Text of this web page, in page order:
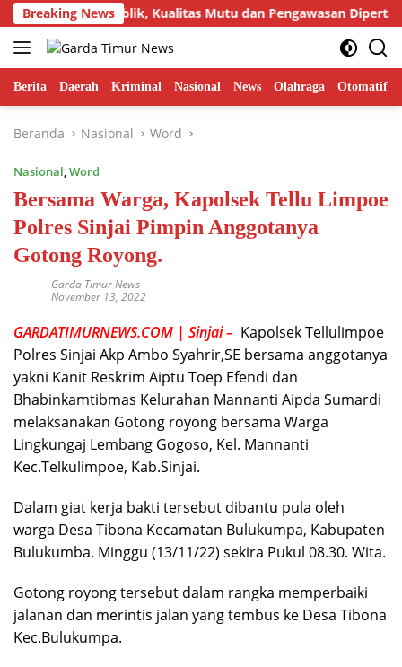
Langsung
ke
konten
Breaking News
Sorotan Publik, Kualitas Mutu dan Pengawasan
Berita Daerah Kriminal Nasional News Olahraga Otomatif
Beranda Nasional Word
Nasional,Word
Bersama Warga, Kapolsek Tellu Limpoe
Polres Sinjai Pimpin Anggotanya
Gotong Royong.
Garda Timur News
November 13, 2022
GARDATIMURNEWS.COM | Sinjai – Kapolsek Tellulimpoe
Polres Sinjai Akp Ambo Syahrir,SE bersama anggotanya
yakni Kanit Reskrim Aiptu Toep Efendi dan
Bhabinkamtibmas Kelurahan Mannanti Aipda Sumardi
melaksanakan Gotong royong bersama Warga
Lingkungaj Lembang Gogoso, Kel. Mannanti
Kec.Telkulimpoe, Kab.Sinjai.
Dalam giat kerja bakti tersebut dibantu pula oleh
warga Desa Tibona Kecamatan Bulukumpa, Kabupaten
Bulukumba. Minggu (13/11/22) sekira Pukul 08.30. Wita.
Gotong royong tersebut dalam rangka memperbaiki
jalanan dan merintis jalan yang tembus ke Desa Tibona
Kec.Bulukumpa.